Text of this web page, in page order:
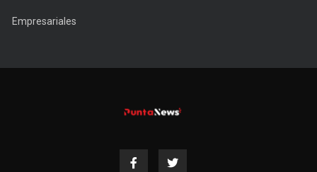
Empresariales